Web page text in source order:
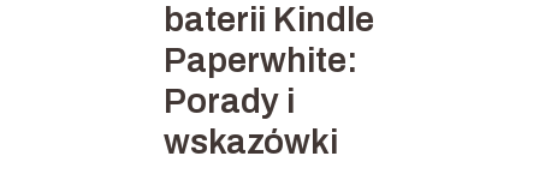
baterii Kindle
Paperwhite:
Porady i
wskazówki